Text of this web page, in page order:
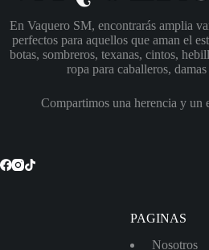
En Vaquero SM, encontrarás amplia
perfectos para aquellos que aman el
botas, sombreros, texanas, cintos,
ropa para caballeros,
Compartimos una herencia y un
PAGINAS
Nosotros